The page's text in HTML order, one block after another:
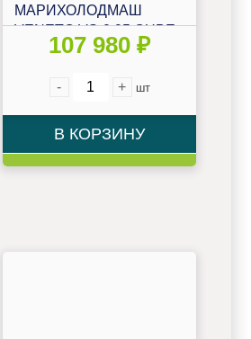
МАРИХОЛОДМАШ
VENETO VS-0,95 CUBE
КРАШЕННАЯ
107 980 ₽
- + шт
В КОРЗИНУ